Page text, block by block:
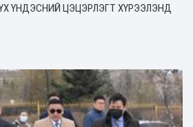
ҮНДЭСНИЙ ЦЭЦЭРЛЭГТ ХҮРЭЭЛЭНД